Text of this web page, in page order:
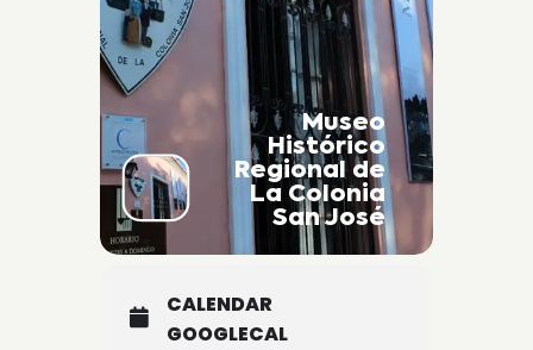
Museo
Histórico
Regional de
La Colonia
San José
CALENDAR
GOOGLECAL